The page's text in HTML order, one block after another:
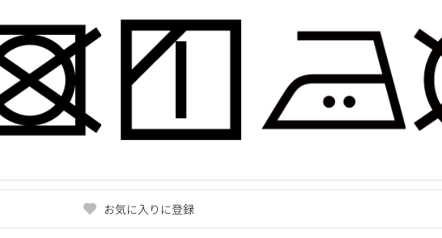
お気に入りに登録